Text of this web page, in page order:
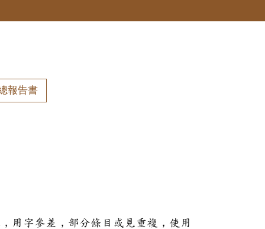
報告書
用字參差，部分條目或見重複，使用